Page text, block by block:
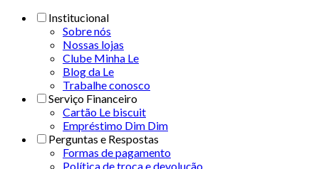
Institucional
Sobre nós
Nossas lojas
Clube Minha Le
Blog da Le
Trabalhe conosco
Serviço Financeiro
Cartão Le biscuit
Empréstimo Dim Dim
Perguntas e Respostas
Formas de pagamento
Política de troca e devolução